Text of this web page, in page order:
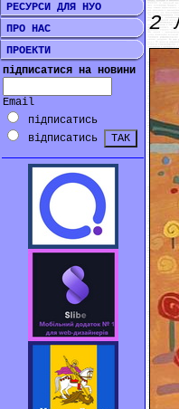
РЕСУРСИ ДЛЯ НУО
ПРО НАС
ПРОЕКТИ
підписатися на новини
Email
підписатись
відписатись
2